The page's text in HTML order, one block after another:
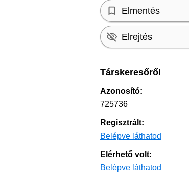
Elmentés
Elrejtés
Társkeresőről
Azonosító:
725736
Regisztrált:
Belépve láthatod
Elérhető volt:
Belépve láthatod